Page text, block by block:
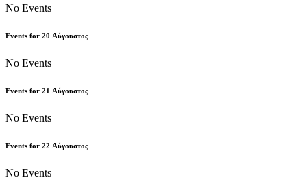
No Events
Events for 20 Αύγουστος
No Events
Events for 21 Αύγουστος
No Events
Events for 22 Αύγουστος
No Events